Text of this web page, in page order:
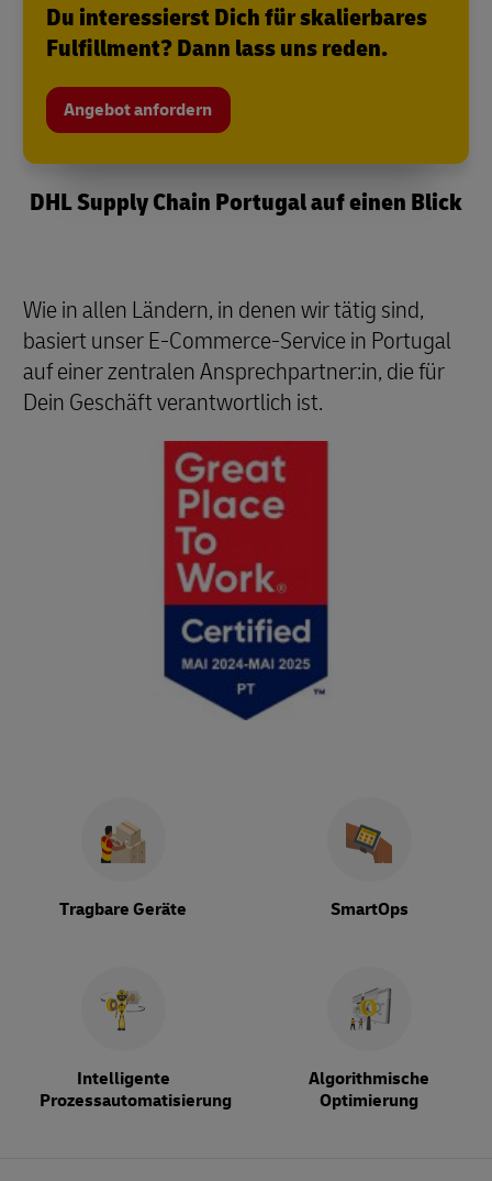
Du interessierst Dich für skalierbares
Fulfillment? Dann lass uns reden.
Angebot anfordern
DHL Supply Chain Portugal auf einen Blick
Wie in allen Ländern, in denen wir tätig sind,
basiert unser E-Commerce-Service in Portugal
auf einer zentralen Ansprechpartner:in, die für
Dein Geschäft verantwortlich ist.
Tragbare Geräte SmartOps
Intelligente
Prozessautomatisierung
Algorithmische
Optimierung